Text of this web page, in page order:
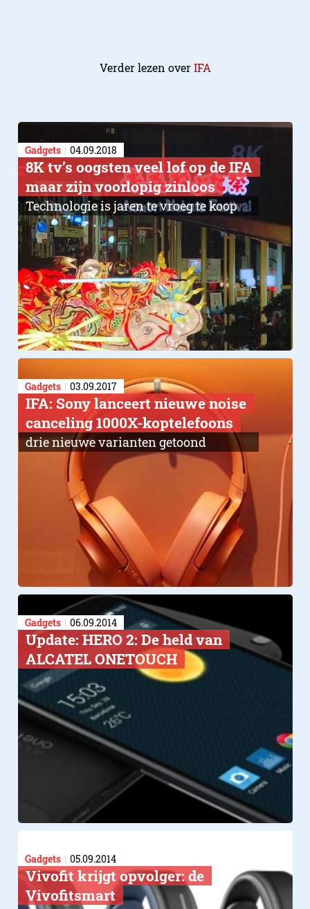
Verder lezen overIFA
Gadgets 04.09.2018
8K tv’s oogsten veel lof op de IFA
maar zijn voorlopig zinloos
Technologie is jaren te vroeg te koop
Gadgets 03.09.2017
IFA: Sony lanceert nieuwe noise
canceling 1000X-koptelefoons
drie nieuwe varianten getoond
Gadgets 06.09.2014
Update: HERO 2: De held van
ALCATEL ONETOUCH
Gadgets 05.09.2014
Vivofit krijgt opvolger: de
Vivofitsmart